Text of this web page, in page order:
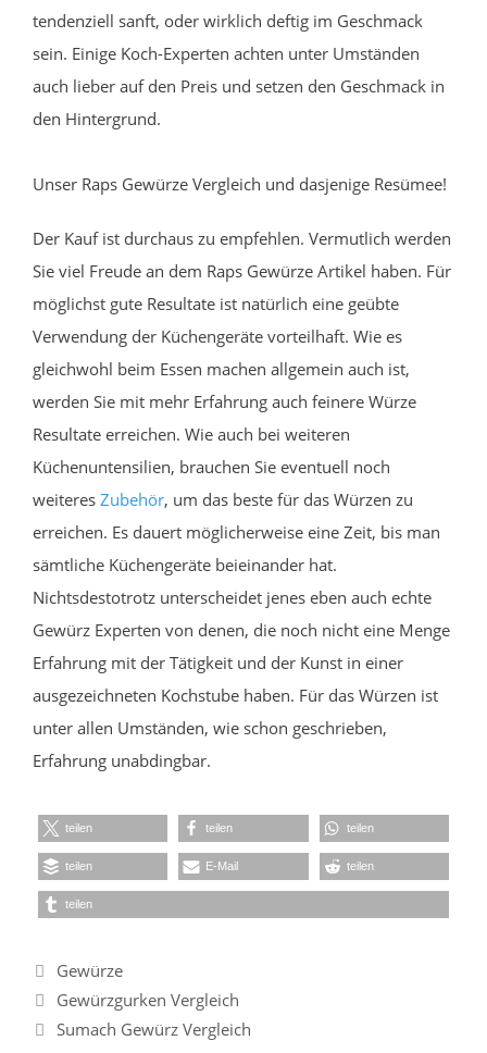
tendenziell sanft, oder wirklich deftig im Geschmack
sein. Einige Koch-Experten achten unter Umständen
auch lieber auf den Preis und setzen den Geschmack in
den Hintergrund.
Unser Raps Gewürze Vergleich und dasjenige Resümee!
Der Kauf ist durchaus zu empfehlen. Vermutlich werden
Sie viel Freude an dem Raps Gewürze Artikel haben. Für
möglichst gute Resultate ist natürlich eine geübte
Verwendung der Küchengeräte vorteilhaft. Wie es
gleichwohl beim Essen machen allgemein auch ist,
werden Sie mit mehr Erfahrung auch feinere Würze
Resultate erreichen. Wie auch bei weiteren
Küchenuntensilien, brauchen Sie eventuell noch
weiteres Zubehör, um das beste für das Würzen zu
erreichen. Es dauert möglicherweise eine Zeit, bis man
sämtliche Küchengeräte beieinander hat.
Nichtsdestotrotz unterscheidet jenes eben auch echte
Gewürz Experten von denen, die noch nicht eine Menge
Erfahrung mit der Tätigkeit und der Kunst in einer
ausgezeichneten Kochstube haben. Für das Würzen ist
unter allen Umständen, wie schon geschrieben,
Erfahrung unabdingbar.
teilen teilen teilen
teilen E-Mail teilen
teilen
Kategorien
Gewürze
Gewürzgurken Vergleich
Sumach Gewürz Vergleich